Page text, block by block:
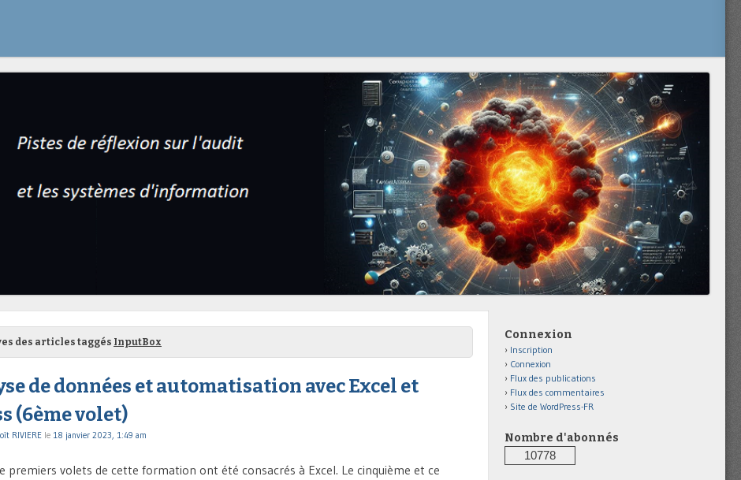
des articles taggés InputBox
de données et automatisation avec Excel et
(6ème volet)
RIVIERE le 18 janvier 2023, 1:49 am
premiers volets de cette formation ont été consacrés à Excel. Le cinquième et ce
Connexion
Inscription
Connexion
Flux des publications
Flux des commentaires
Site de WordPress-FR
Nombre d'abonnés
10778